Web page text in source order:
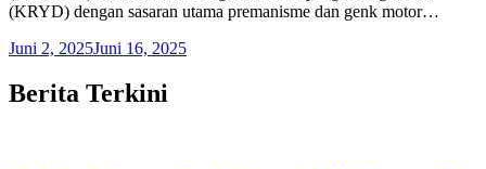
(KRYD) dengan sasaran utama premanisme dan genk motor…
Juni 2, 2025Juni 16, 2025
Berita Terkini